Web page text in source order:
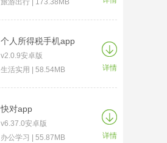
旅游出行 | 173.38MB
个人所得税手机app
v2.0.9安卓版
生活实用 | 58.54MB
详情
快对app
v6.37.0安卓版
办公学习 | 55.87MB
详情